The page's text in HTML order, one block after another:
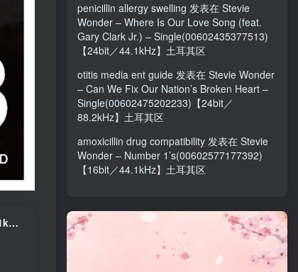
倖田來未 – D.D.D. feat.SOULHEAD – Single(4515793242583)【16bit／44.1kHz】日本区
penicillin allergy swelling 发表在 Stevie
Wonder – Where Is Our Love Song (feat.
Gary Clark Jr.) – Single(00602435377513)
【24bit／44.1kHz】土耳其区
otitis media ent guide 发表在 Stevie Wonder
– Can We Fix Our Nation’s Broken Heart –
Single(00602475202233)【24bit／
88.2kHz】土耳其区
amoxicillin drug compatibility 发表在 Stevie
Wonder – Number 1’s(00602577177392)
【16bit／44.1kHz】土耳其区